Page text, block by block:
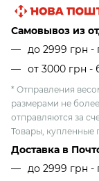
Самовывоз из
до 2999 грн -
от 3000 грн -
* Отправления
размерами не
отправляются за
Товары, купленные
Доставка в
до 2999 грн -